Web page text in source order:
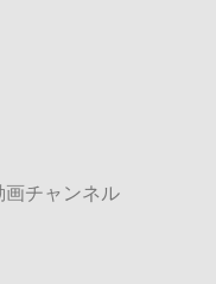
チャンネル